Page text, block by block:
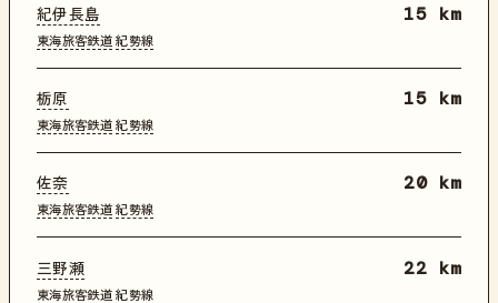
紀伊長島
東海旅客鉄道 紀勢線
15 km
栃原
東海旅客鉄道 紀勢線
15 km
佐奈
東海旅客鉄道 紀勢線
20 km
三野瀬
東海旅客鉄道 紀勢線
22 km